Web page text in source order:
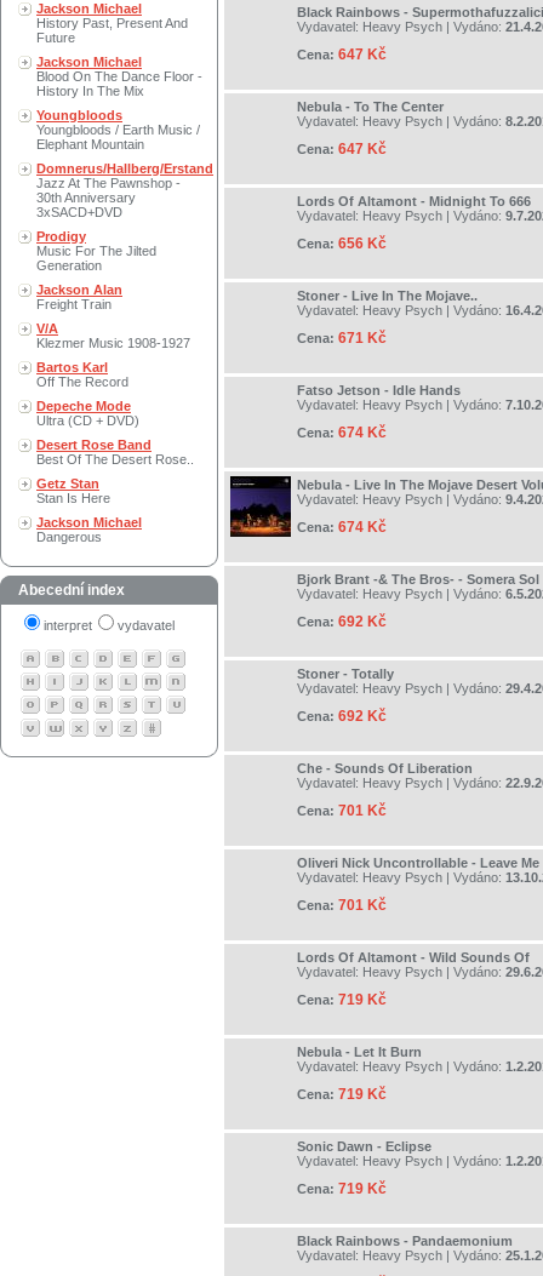
Jackson Michael
History Past, Present And
Future
Jackson Michael
Blood On The Dance Floor -
History In The Mix
Youngbloods
Youngbloods / Earth Music /
Elephant Mountain
Domnerus/Hallberg/Erstand
Jazz At The Pawnshop -
30th Anniversary
3xSACD+DVD
Prodigy
Music For The Jilted
Generation
Jackson Alan
Freight Train
V/A
Klezmer Music 1908-1927
Bartos Karl
Off The Record
Depeche Mode
Ultra (CD + DVD)
Desert Rose Band
Best Of The Desert Rose..
Getz Stan
Stan Is Here
Jackson Michael
Dangerous
Abecední index
interpret vydavatel
Black Rainbows -
Vydavatel: Heavy Psych | Vydáno:
Cena: 647 Kč
Nebula - To The Center
Vydavatel: Heavy Psych | Vydáno:
Cena: 647 Kč
Lords Of Altamont - Midnight To 666
Vydavatel: Heavy Psych | Vydáno:
Cena: 656 Kč
Stoner - Live In The Mojave..
Vydavatel: Heavy Psych | Vydáno:
Cena: 671 Kč
Fatso Jetson - Idle Hands
Vydavatel: Heavy Psych | Vydáno:
Cena: 674 Kč
Nebula - Live In The Mojave Desert
Vydavatel: Heavy Psych | Vydáno:
Cena: 674 Kč
Bjork Brant -& The Bros- - Somera Sol
Vydavatel: Heavy Psych | Vydáno:
Cena: 692 Kč
Stoner - Totally
Vydavatel: Heavy Psych | Vydáno:
Cena: 692 Kč
Che - Sounds Of Liberation
Vydavatel: Heavy Psych | Vydáno:
Cena: 701 Kč
Oliveri Nick Uncontrollable - Leave Me
Vydavatel: Heavy Psych | Vydáno:
Cena: 701 Kč
Lords Of Altamont - Wild Sounds Of
Vydavatel: Heavy Psych | Vydáno:
Cena: 719 Kč
Nebula - Let It Burn
Vydavatel: Heavy Psych | Vydáno:
Cena: 719 Kč
Sonic Dawn - Eclipse
Vydavatel: Heavy Psych | Vydáno:
Cena: 719 Kč
Black Rainbows - Pandaemonium
Vydavatel: Heavy Psych | Vydáno: